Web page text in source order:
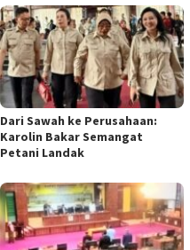
Dari Sawah ke Perusahaan:
Karolin Bakar Semangat
Petani Landak